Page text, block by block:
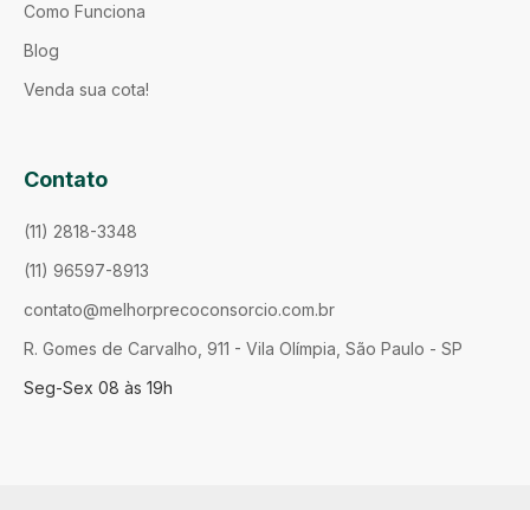
Como Funciona
Blog
Venda sua cota!
Contato
(11) 2818-3348
(11) 96597-8913
contato@melhorprecoconsorcio.com.br
R. Gomes de Carvalho, 911 - Vila Olímpia, São Paulo - SP
Seg-Sex 08 às 19h